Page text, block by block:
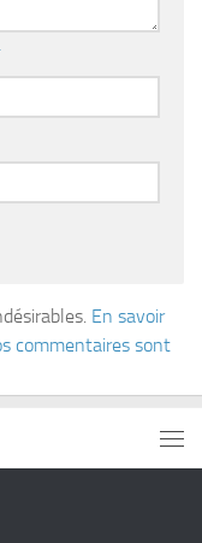
En savoir
commentaires sont